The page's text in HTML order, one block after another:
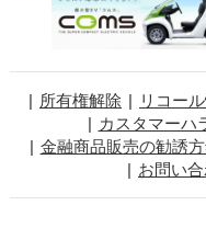
所有権解除 リコー
カスタマーハ
金融商品販売の勧誘
お問い